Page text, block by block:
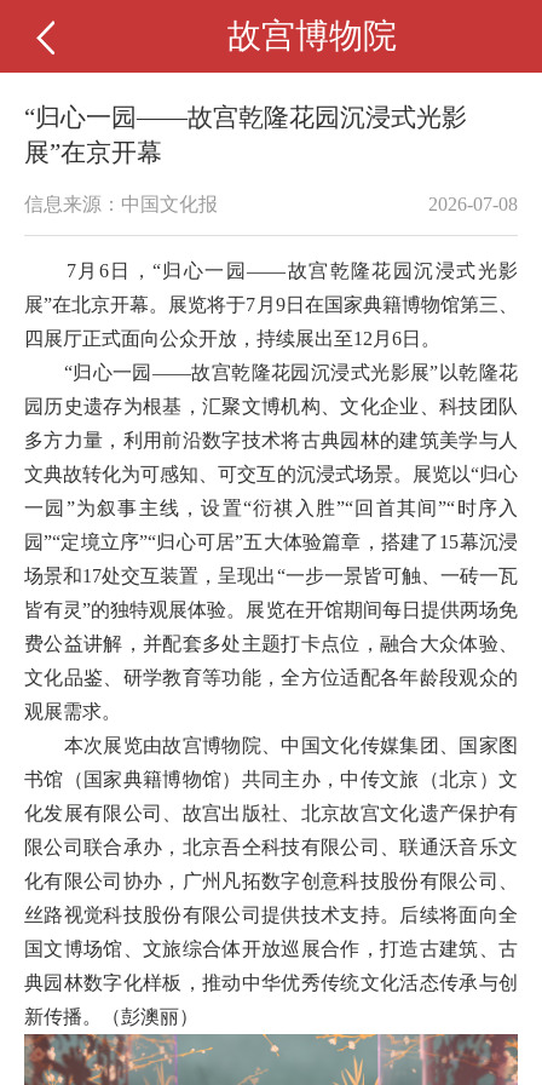
故宫博物院
“归心一园——故宫乾隆花园沉浸式光影
展”在京开幕
信息来源：中国文化报 2026-07-08
7月6日，“归心一园——故宫乾隆花园沉浸式光影
展”在北京开幕。展览将于7月9日在国家典籍博物馆第三、
四展厅正式面向公众开放，持续展出至12月6日。
“归心一园——故宫乾隆花园沉浸式光影展”以乾隆花
园历史遗存为根基，汇聚文博机构、文化企业、科技团队
多方力量，利用前沿数字技术将古典园林的建筑美学与人
文典故转化为可感知、可交互的沉浸式场景。展览以“归心
一园”为叙事主线，设置“衍祺入胜”“回首其间”“时序入
园”“定境立序”“归心可居”五大体验篇章，搭建了15幕沉浸
场景和17处交互装置，呈现出“一步一景皆可触、一砖一瓦
皆有灵”的独特观展体验。展览在开馆期间每日提供两场免
费公益讲解，并配套多处主题打卡点位，融合大众体验、
文化品鉴、研学教育等功能，全方位适配各年龄段观众的
观展需求。
本次展览由故宫博物院、中国文化传媒集团、国家图
书馆（国家典籍博物馆）共同主办，中传文旅（北京）文
化发展有限公司、故宫出版社、北京故宫文化遗产保护有
限公司联合承办，北京吾仝科技有限公司、联通沃音乐文
化有限公司协办，广州凡拓数字创意科技股份有限公司、
丝路视觉科技股份有限公司提供技术支持。后续将面向全
国文博场馆、文旅综合体开放巡展合作，打造古建筑、古
典园林数字化样板，推动中华优秀传统文化活态传承与创
新传播。（彭澳丽）